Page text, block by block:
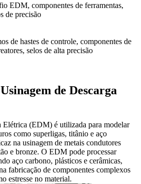
EDM, componentes de ferramentas,
de precisão
de hastes de controle, componentes de
selos de alta precisão
de Descarga
Elétrica (EDM) é utilizada para modelar
como superligas, titânio e aço
na usinagem de metais condutores
e bronze. O EDM pode processar
aço carbono, plásticos e cerâmicas,
fabricação de componentes complexos
estresse no material.